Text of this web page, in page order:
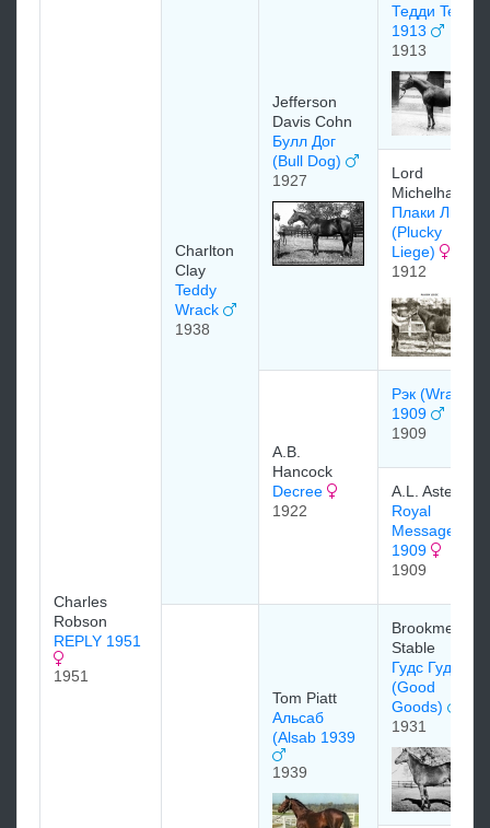
Charles
Robson
REPLY 1951
1951
Charlton
Clay
Teddy
Wrack
1938
Jefferson
Davis Cohn
Булл Дог
(Bull Dog)
1927
Тедди Teddy
1913
1913
Lord
Michelham
Плаки Лидж
(Plucky
Liege)
1912
A.B.
Hancock
Decree
1922
Рэк (Wrack)
1909
1909
A.L. Aste
Royal
Message
1909
1909
Tom Piatt
Альсаб
(Alsab 1939
1939
Brookmeade
Stable
Гудс Гудс
(Good
Goods)
1931